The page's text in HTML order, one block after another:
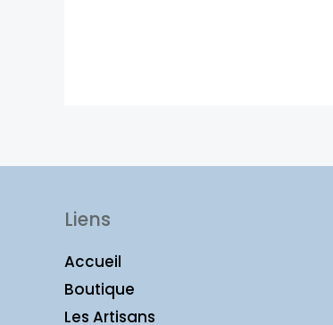
Liens
Accueil
Boutique
Les Artisans